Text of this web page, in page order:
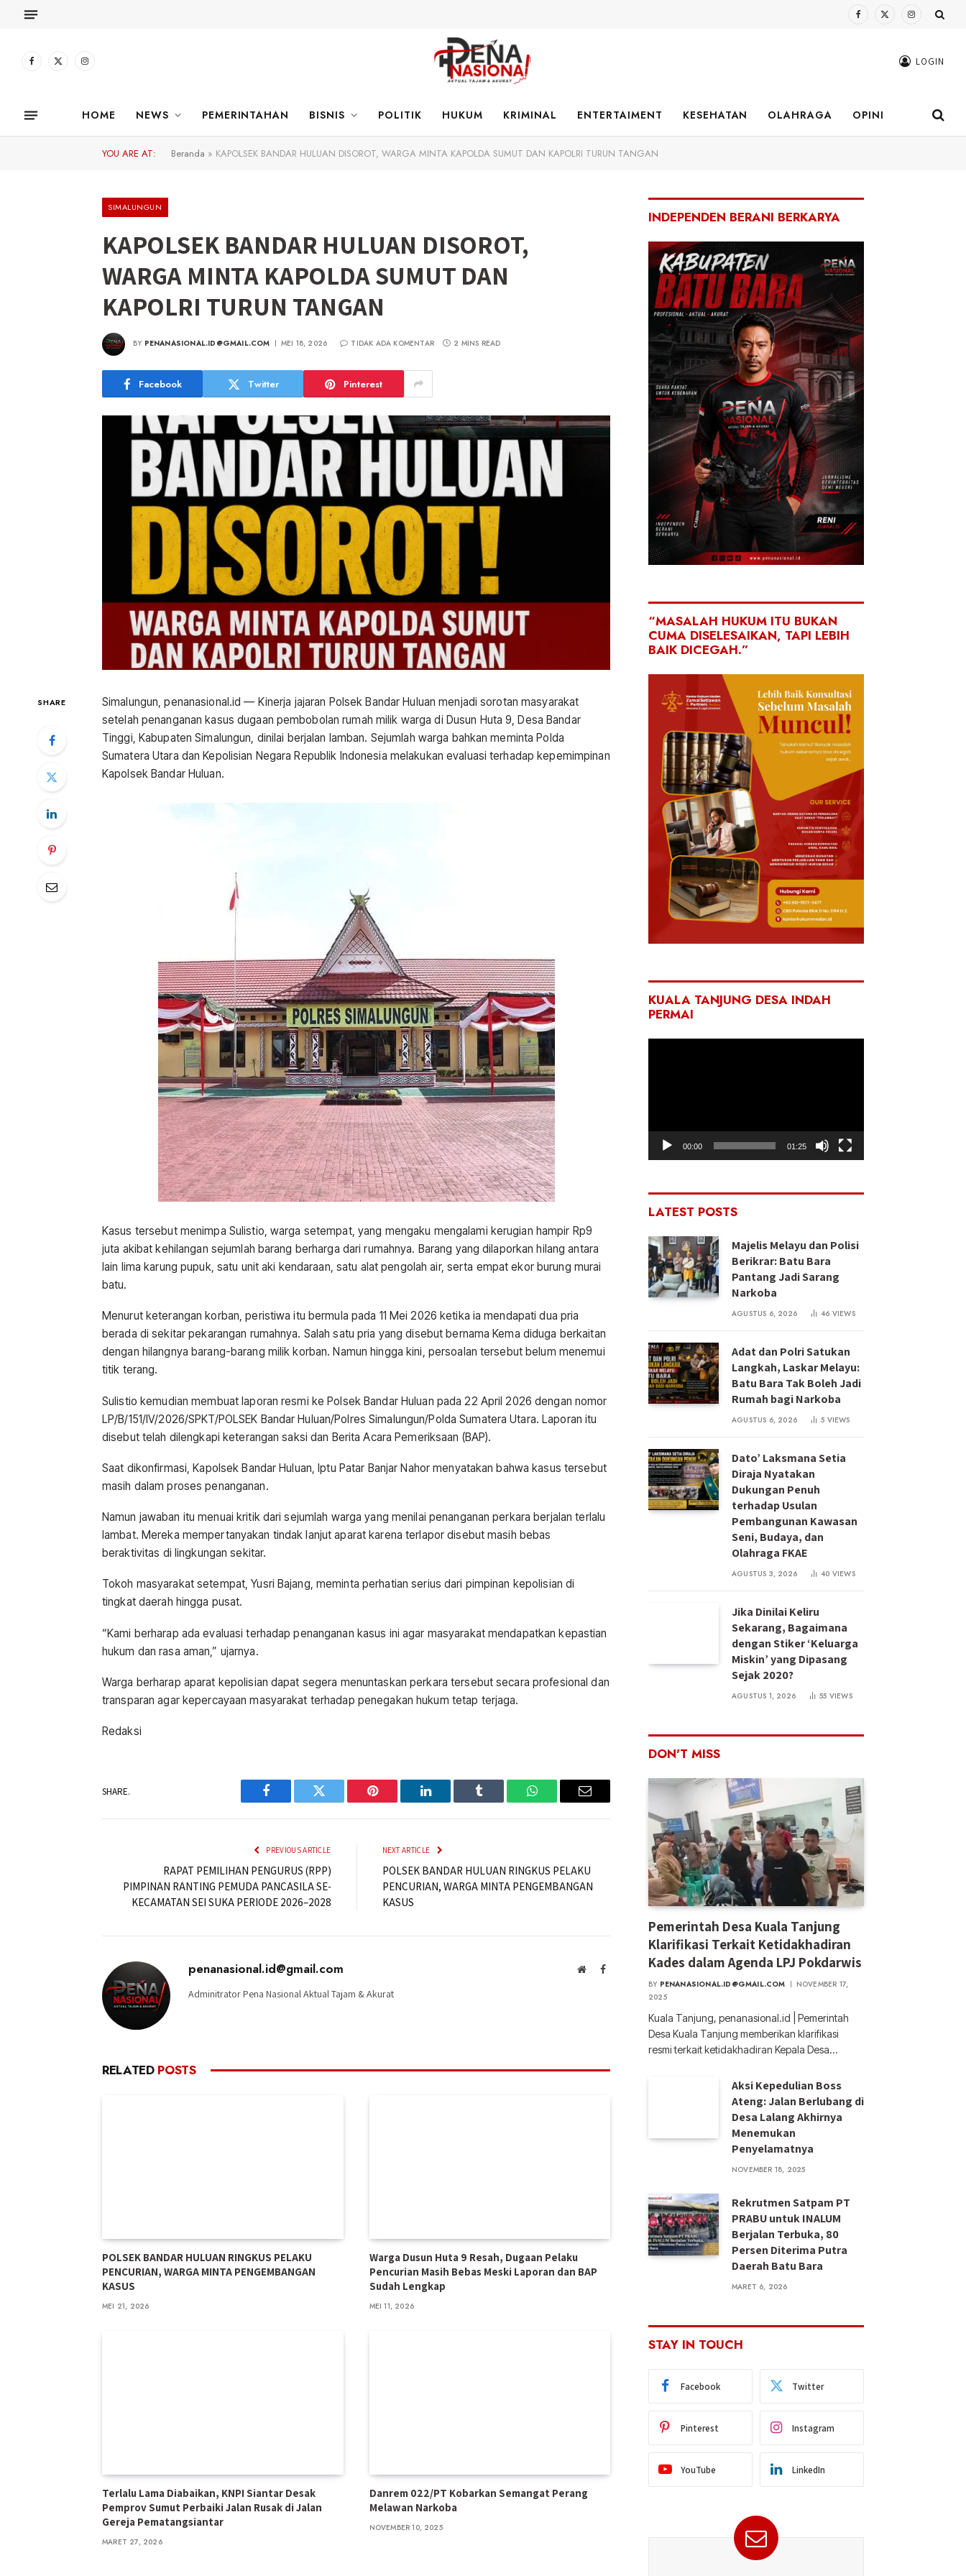
Facebook
X
Instagram
Facebook
X
Instagram LOGIN
HOME NEWS PEMERINTAHAN BISNIS POLITIK HUKUM KRIMINAL ENTERTAIMENT KESEHATAN OLAHRAGA OPINI
YOU ARE AT: Beranda » KAPOLSEK BANDAR HULUAN DISOROT, WARGA MINTA KAPOLDA SUMUT DAN KAPOLRI TURUN TANGAN
SIMALUNGUN
KAPOLSEK BANDAR HULUAN DISOROT,
WARGA MINTA KAPOLDA SUMUT DAN
KAPOLRI TURUN TANGAN
BY PENANASIONAL.ID@GMAIL.COM MEI 18, 2026 TIDAK ADA KOMENTAR 2 MINS READ
Facebook Twitter Pinterest
SHARE
Simalungun, penanasional.id — Kinerja jajaran Polsek Bandar Huluan menjadi sorotan masyarakat
setelah penanganan kasus dugaan pembobolan rumah milik warga di Dusun Huta 9, Desa Bandar
Tinggi, Kabupaten Simalungun, dinilai berjalan lamban. Sejumlah warga bahkan meminta Polda
Sumatera Utara dan Kepolisian Negara Republik Indonesia melakukan evaluasi terhadap kepemimpinan
Kapolsek Bandar Huluan.
Kasus tersebut menimpa Sulistio, warga setempat, yang mengaku mengalami kerugian hampir Rp9
juta akibat kehilangan sejumlah barang berharga dari rumahnya. Barang yang dilaporkan hilang antara
lain lima karung pupuk, satu unit aki kendaraan, satu alat pengolah air, serta empat ekor burung murai
batu.
Menurut keterangan korban, peristiwa itu bermula pada 11 Mei 2026 ketika ia mendapati dua pria
berada di sekitar pekarangan rumahnya. Salah satu pria yang disebut bernama Kema diduga berkaitan
dengan hilangnya barang-barang milik korban. Namun hingga kini, persoalan tersebut belum menemui
titik terang.
Sulistio kemudian membuat laporan resmi ke Polsek Bandar Huluan pada 22 April 2026 dengan nomor
LP/B/151/IV/2026/SPKT/POLSEK Bandar Huluan/Polres Simalungun/Polda Sumatera Utara. Laporan itu
disebut telah dilengkapi keterangan saksi dan Berita Acara Pemeriksaan (BAP).
Saat dikonfirmasi, Kapolsek Bandar Huluan, Iptu Patar Banjar Nahor menyatakan bahwa kasus tersebut
masih dalam proses penanganan.
Namun jawaban itu menuai kritik dari sejumlah warga yang menilai penanganan perkara berjalan terlalu
lambat. Mereka mempertanyakan tindak lanjut aparat karena terlapor disebut masih bebas
beraktivitas di lingkungan sekitar.
Tokoh masyarakat setempat, Yusri Bajang, meminta perhatian serius dari pimpinan kepolisian di
tingkat daerah hingga pusat.
“Kami berharap ada evaluasi terhadap penanganan kasus ini agar masyarakat mendapatkan kepastian
hukum dan rasa aman,” ujarnya.
Warga berharap aparat kepolisian dapat segera menuntaskan perkara tersebut secara profesional dan
transparan agar kepercayaan masyarakat terhadap penegakan hukum tetap terjaga.
Redaksi
SHARE.
Facebook Twitter Pinterest LinkedIn Tumblr WhatsAppEmail
PREVIOUS ARTICLE
RAPAT PEMILIHAN PENGURUS (RPP)
PIMPINAN RANTING PEMUDA PANCASILA SE-
KECAMATAN SEI SUKA PERIODE 2026–2028
NEXT ARTICLE
POLSEK BANDAR HULUAN RINGKUS PELAKU
PENCURIAN, WARGA MINTA PENGEMBANGAN
KASUS
penanasional.id@gmail.com WebsiteFacebook
Adminitrator Pena Nasional Aktual Tajam & Akurat
RELATED POSTS
POLSEK BANDAR HULUAN RINGKUS PELAKU
PENCURIAN, WARGA MINTA PENGEMBANGAN
KASUS
MEI 21, 2026
Warga Dusun Huta 9 Resah, Dugaan Pelaku
Pencurian Masih Bebas Meski Laporan dan BAP
Sudah Lengkap
MEI 11, 2026
Terlalu Lama Diabaikan, KNPI Siantar Desak
Pemprov Sumut Perbaiki Jalan Rusak di Jalan
Gereja Pematangsiantar
MARET 27, 2026
Danrem 022/PT Kobarkan Semangat Perang
Melawan Narkoba
NOVEMBER 10, 2025
INDEPENDEN BERANI BERKARYA
“MASALAH HUKUM ITU BUKAN
CUMA DISELESAIKAN, TAPI LEBIH
BAIK DICEGAH.”
KUALA TANJUNG DESA INDAH
PERMAI
00:00 01:25
LATEST POSTS
Majelis Melayu dan Polisi
Berikrar: Batu Bara
Pantang Jadi Sarang
Narkoba
AGUSTUS 6, 2026 46 VIEWS
Adat dan Polri Satukan
Langkah, Laskar Melayu:
Batu Bara Tak Boleh Jadi
Rumah bagi Narkoba
AGUSTUS 6, 2026 5 VIEWS
Dato’ Laksmana Setia
Diraja Nyatakan
Dukungan Penuh
terhadap Usulan
Pembangunan Kawasan
Seni, Budaya, dan
Olahraga FKAE
AGUSTUS 3, 2026 40 VIEWS
Jika Dinilai Keliru
Sekarang, Bagaimana
dengan Stiker ‘Keluarga
Miskin’ yang Dipasang
Sejak 2020?
AGUSTUS 1, 2026 55 VIEWS
DON'T MISS
Pemerintah Desa Kuala Tanjung
Klarifikasi Terkait Ketidakhadiran
Kades dalam Agenda LPJ Pokdarwis
BY PENANASIONAL.ID@GMAIL.COM
NOVEMBER 17,
2025
Kuala Tanjung, penanasional.id | Pemerintah
Desa Kuala Tanjung memberikan klarifikasi
resmi terkait ketidakhadiran Kepala Desa…
Aksi Kepedulian Boss
Ateng: Jalan Berlubang di
Desa Lalang Akhirnya
Menemukan
Penyelamatnya
NOVEMBER 18, 2025
Rekrutmen Satpam PT
PRABU untuk INALUM
Berjalan Terbuka, 80
Persen Diterima Putra
Daerah Batu Bara
MARET 6, 2026
STAY IN TOUCH
Facebook Twitter
Pinterest Instagram
YouTube LinkedIn